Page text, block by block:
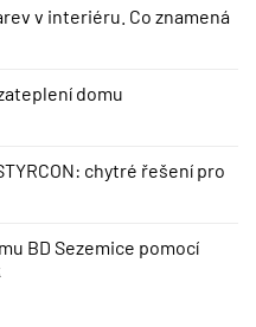
v interiéru. Co znamená
domu
chytré řešení pro
BD Sezemice pomocí